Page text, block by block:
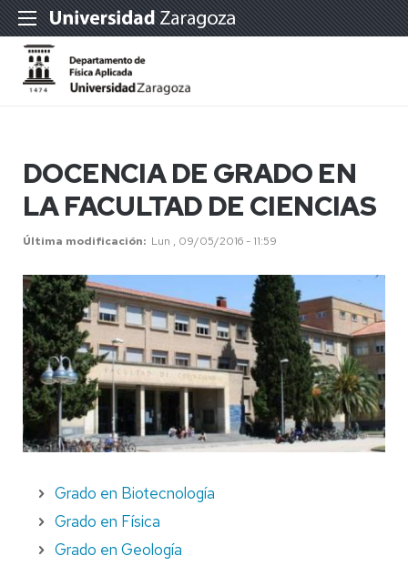
DOCENCIA DE GRADO EN
LA FACULTAD DE CIENCIAS
Última modificación Lun , 09/05/2016 - 11:59
Grado en Biotecnología
Grado en Física
Grado en Geología